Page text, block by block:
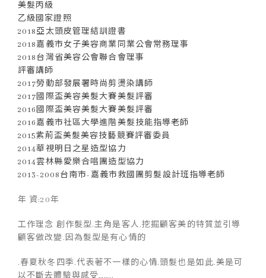
美髮丙級
乙級國家證照
2018亞太頭皮管理結訓證書
2018嘉義市女子美容商業同業公會常務理事
2018台灣省美容公會聯合會理事
評審講師
2017勞動部發展署時尚剪燙染講師
2017國際盃美容美髮大賽美髮評審
2016國際盃美容美髮大賽美髮評審
2016嘉義市社區大學進階美髮技能指導老師
2015紫荊盃美髮美容技藝競賽評審委員
2014華視明日之星造型協力
2014雲林縣愛樂合唱團造型協力
2013-2008台南市-嘉義市救國團剪髮設計班指導老師
年 資:20年
工作理念 創作髮型.主角是客人.挖掘顧客美的特質並引導
顧客做改變.因為髮型是有心情的
.春夏秋冬四季.代表著不一樣的心情.頭髮也是如此.美是可